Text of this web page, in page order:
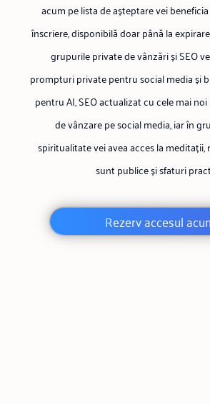
acum pe lista de așteptare vei
înscriere, disponibilă doar până la
grupurile private de vânzări și SEO
prompturi private pentru social media și
pentru AI, SEO actualizat cu cele mai
de vânzare pe social media, iar în
spiritualitate vei avea acces la
sunt publice și sfaturi
Rezerv accesul